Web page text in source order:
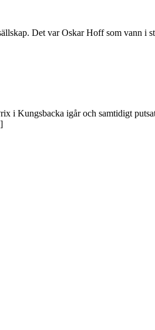
Det var Oskar Hoff som vann i
Kungsbacka igår och samtidigt